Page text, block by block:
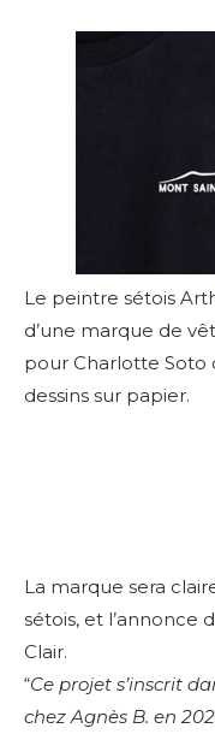
Le peintre sétois
d’une marque de
pour Charlotte Soto
dessins sur papier.
La marque sera
sétois, et l’annonce
Clair.
“Ce projet s’inscrit
chez Agnès B. en